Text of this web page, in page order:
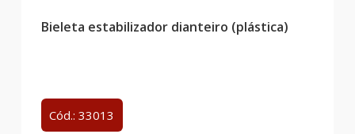
Bieleta estabilizador dianteiro (plástica)
Cód.: 33013